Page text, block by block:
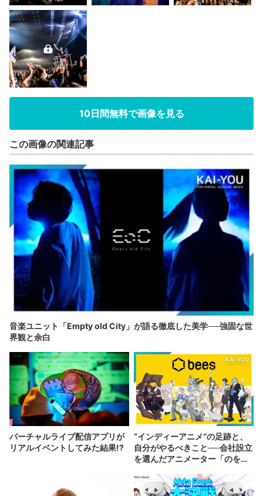
10日間無料で画像を見る
この画像の関連記事
音楽ユニット「Empty old City」が語る徹底した美学──強固な世
界観と余白
バーチャルライブ配信アプリが
リアルイベントしてみた結果!?
“インディーアニメ“の足跡と、
自分がやるべきこと──会社設立
を選んだアニメーター「のを